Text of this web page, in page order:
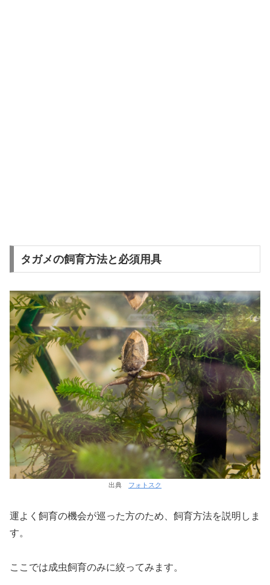
タガメの飼育方法と必須用具
出典 フォトスク
運よく飼育の機会が巡った方のため、飼育方法を説明しま
す。
ここでは成虫飼育のみに絞ってみます。